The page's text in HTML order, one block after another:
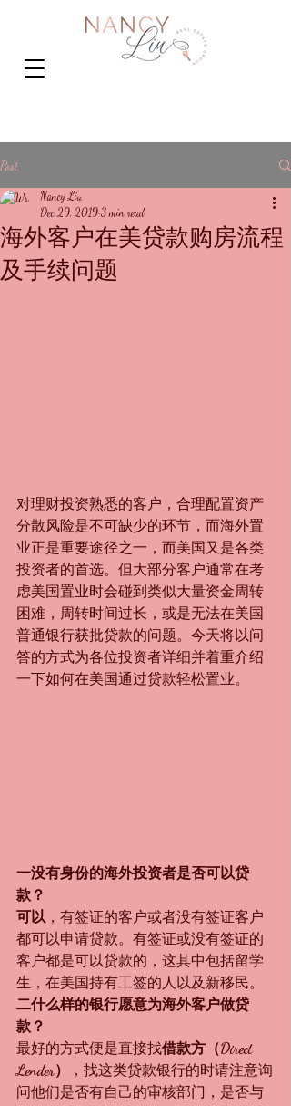
Post
海外客户在美贷款购房流程
及手续问题
Nancy Liu
Dec 29, 2019 3 min read
对理财投资熟悉的客户，合理配置资产
分散风险是不可缺少的环节，而海外置
业正是重要途径之一，而美国又是各类
投资者的首选。但大部分客户通常在考
虑美国置业时会碰到类似大量资金周转
困难，周转时间过长，或是无法在美国
普通银行获批贷款的问题。今天将以问
答的方式为各位投资者详细并着重介绍
一下如何在美国通过贷款轻松置业。
一没有身份的海外投资者是否可以贷
款？
可以 ，有签证的客户或者没有签证客户
都可以申请贷款。有签证或没有签证的
客户都是可以贷款的，这其中包括留学
生，在美国持有工签的人以及新移民。
二什么样的银行愿意为海外客户做贷
款？
最好的方式便是直接找借款方（Direct
Lender）
，找这类贷款银行的时请注意询
问他们是否有自己的审核部门，是否与